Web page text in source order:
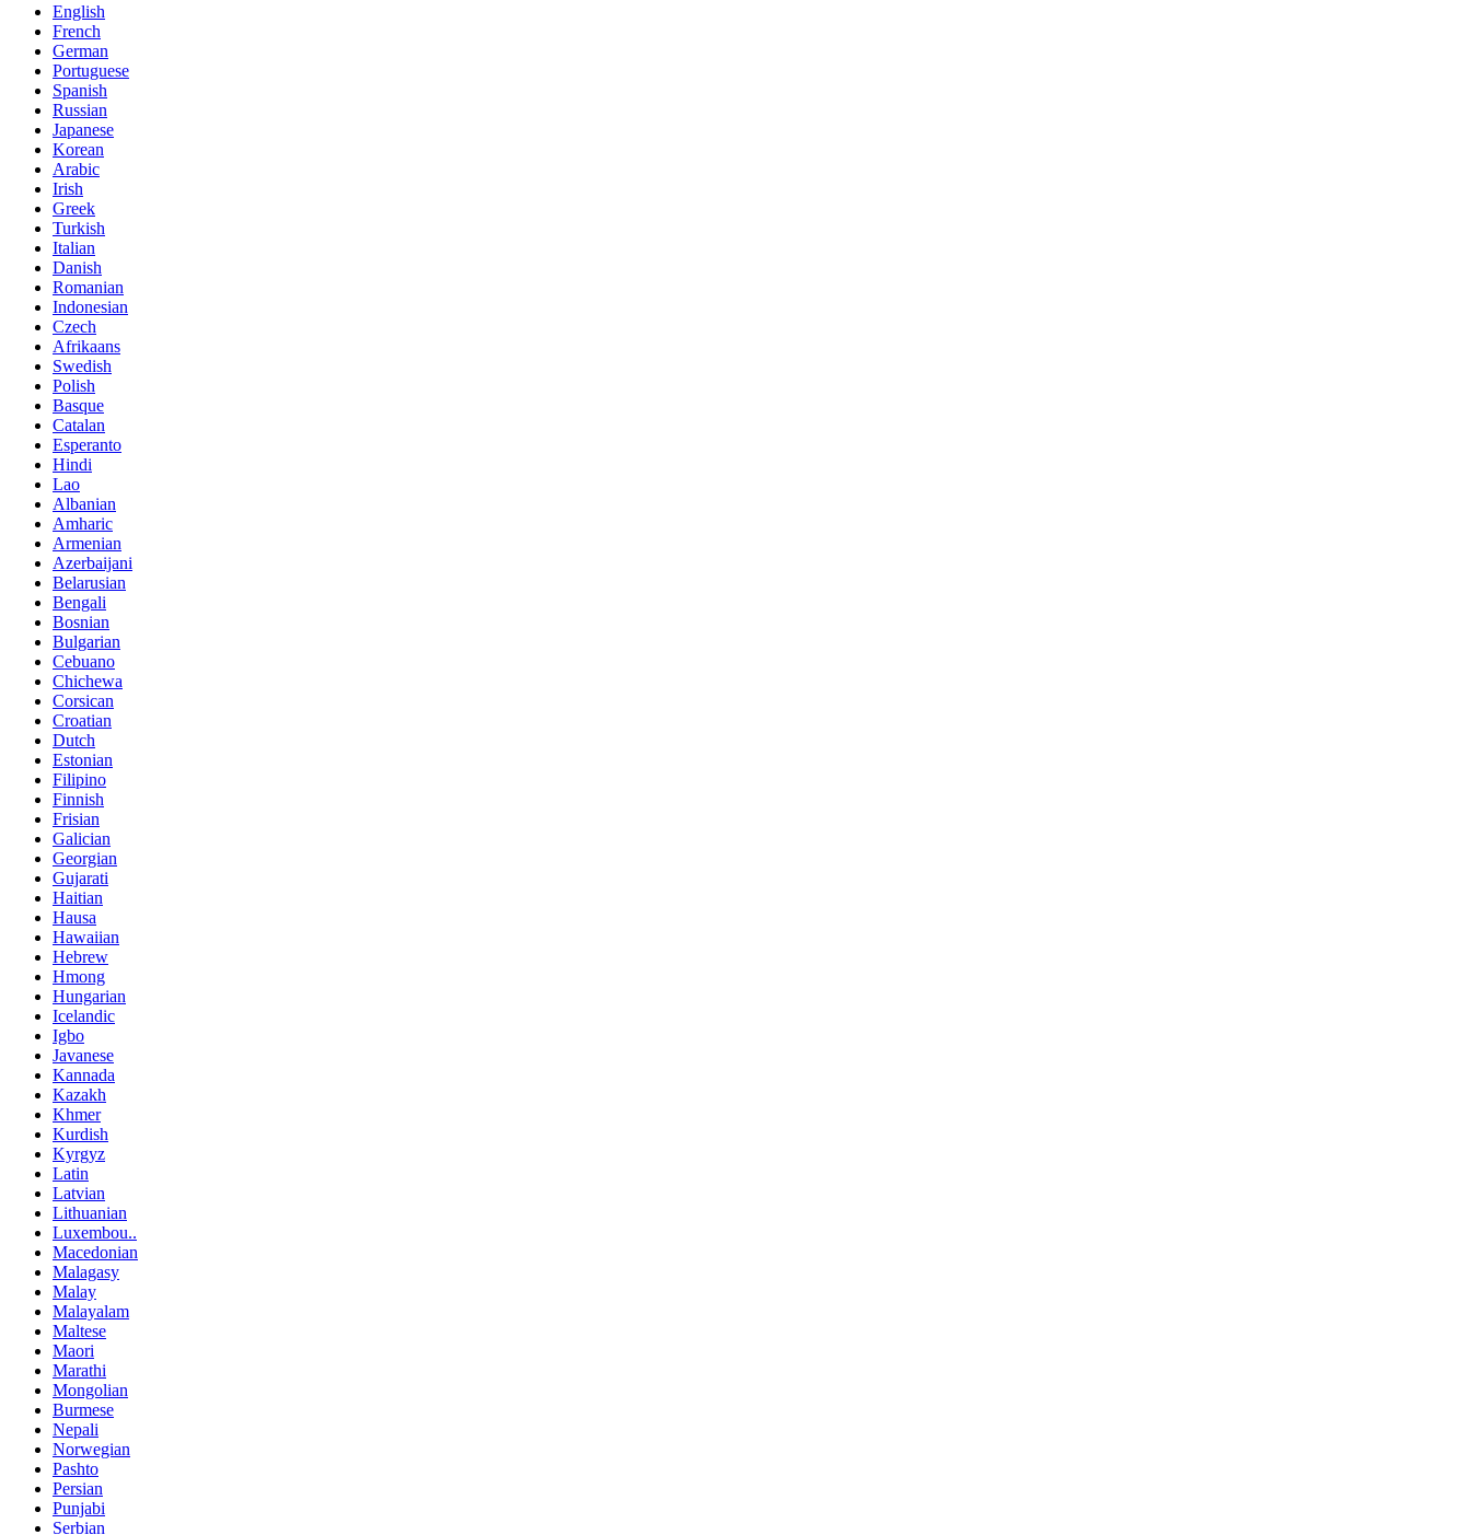
English
French
German
Portuguese
Spanish
Russian
Japanese
Korean
Arabic
Irish
Greek
Turkish
Italian
Danish
Romanian
Indonesian
Czech
Afrikaans
Swedish
Polish
Basque
Catalan
Esperanto
Hindi
Lao
Albanian
Amharic
Armenian
Azerbaijani
Belarusian
Bengali
Bosnian
Bulgarian
Cebuano
Chichewa
Corsican
Croatian
Dutch
Estonian
Filipino
Finnish
Frisian
Galician
Georgian
Gujarati
Haitian
Hausa
Hawaiian
Hebrew
Hmong
Hungarian
Icelandic
Igbo
Javanese
Kannada
Kazakh
Khmer
Kurdish
Kyrgyz
Latin
Latvian
Lithuanian
Luxembou..
Macedonian
Malagasy
Malay
Malayalam
Maltese
Maori
Marathi
Mongolian
Burmese
Nepali
Norwegian
Pashto
Persian
Punjabi
Serbian